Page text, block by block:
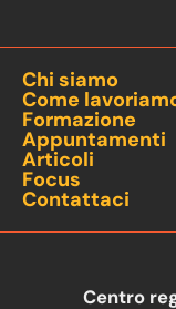
Chi siamo
Come
Formazione
Appuntamenti
Articoli
Focus
Contattaci
Centro